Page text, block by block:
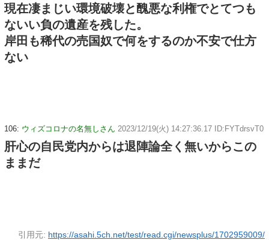
現在凄まじい環境破壊と醜悪な利権でとてつも
ないい負の遺産を残した。
岸田も稀代の売国奴で何をするのか不安で仕方
ない
106: ウィズコロナの名無しさん 2023/12/19(火) 14:27:36.17 ID:FYTdrsvT0
肝心の自民党内からは退陣論全く無いからこの
ままだ
引用元: https://asahi.5ch.net/test/read.cgi/newsplus/1702959009/